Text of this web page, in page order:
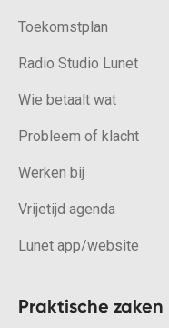
Toekomstplan
Radio Studio Lunet
Wie betaalt wat
Probleem of klacht
Werken bij
Vrijetijd agenda
Lunet app/website
Praktische zaken